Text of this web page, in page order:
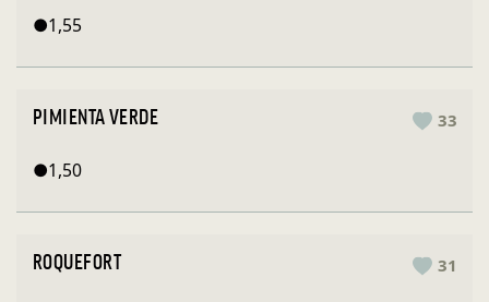
●1,55
PIMIENTA VERDE 33
●1,50
ROQUEFORT 31